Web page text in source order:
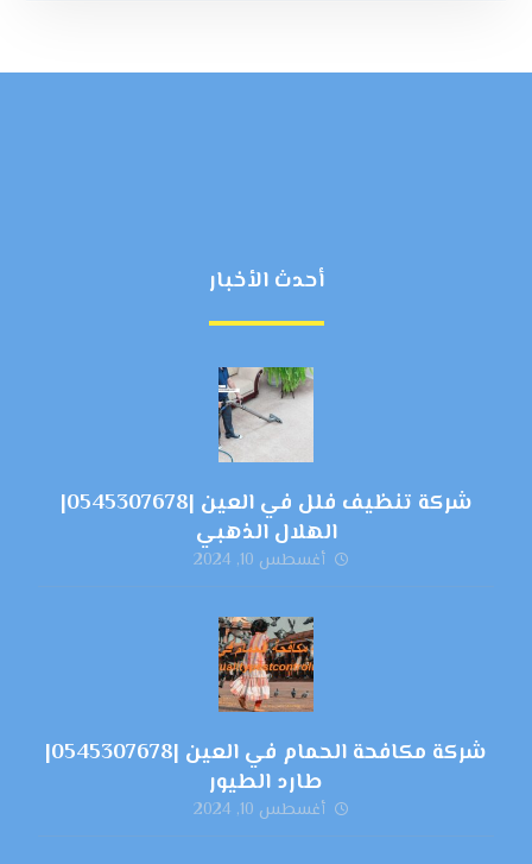
أحدث الأخبار
شركة تنظيف فلل في العين |0545307678|
الهلال الذهبي
أغسطس 10, 2024
شركة مكافحة الحمام في العين |0545307678|
طارد الطيور
أغسطس 10, 2024